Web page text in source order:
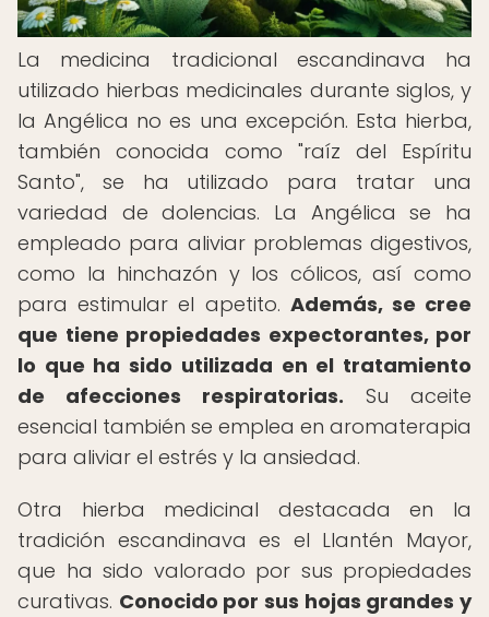
La medicina tradicional escandinava ha
utilizado hierbas medicinales durante siglos, y
la Angélica no es una excepción. Esta hierba,
también conocida como "raíz del Espíritu
Santo", se ha utilizado para tratar una
variedad de dolencias. La Angélica se ha
empleado para aliviar problemas digestivos,
como la hinchazón y los cólicos, así como
para estimular el apetito. Además, se cree
que tiene propiedades expectorantes, por
lo que ha sido utilizada en el tratamiento
de afecciones respiratorias. Su aceite
esencial también se emplea en aromaterapia
para aliviar el estrés y la ansiedad.
Otra hierba medicinal destacada en la
tradición escandinava es el Llantén Mayor,
que ha sido valorado por sus propiedades
curativas. Conocido por sus hojas grandes y